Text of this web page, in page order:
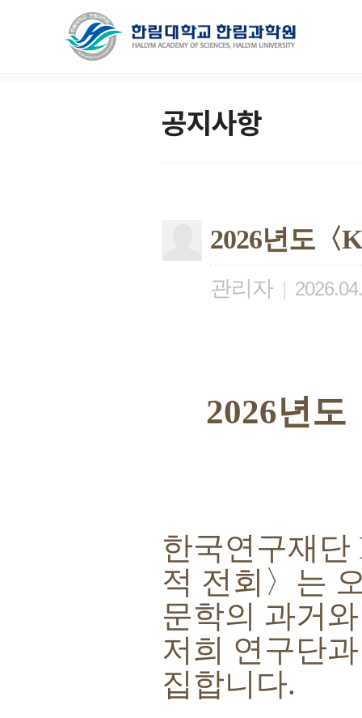
공지사항
2026년도〈
관리자 |
2026년도
한국연구재단
적 전회 〉 는
문학의 과거
저희 연구단
집합니다.